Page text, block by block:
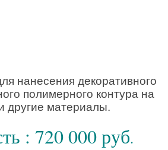
нанесения декоративного
полимерного контура на
другие материалы.
: 720 000 руб.